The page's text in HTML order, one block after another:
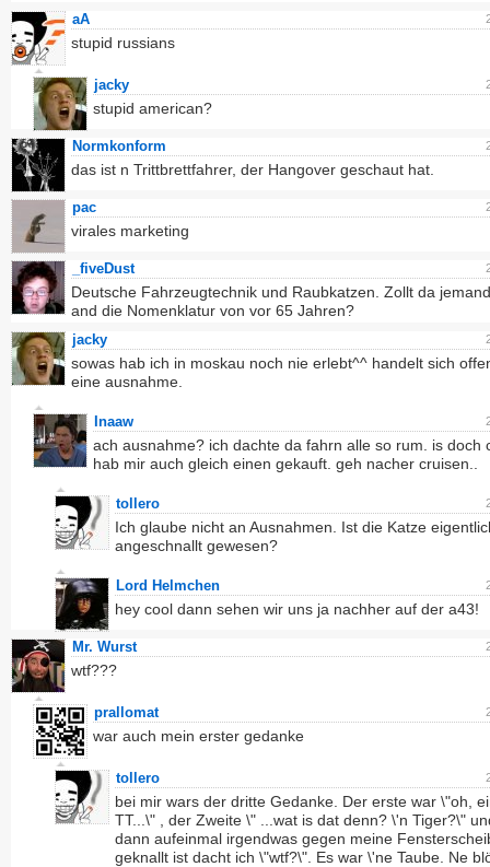
aA
stupid russians
jacky
stupid american?
Normkonform
das ist n Trittbrettfahrer, der Hangover geschaut hat.
pac
virales marketing
_fiveDust
Deutsche Fahrzeugtechnik und Raubkatzen. Zollt da
and die Nomenklatur von vor 65 Jahren?
jacky
sowas hab ich in moskau noch nie erlebt^^ handelt sich
eine ausnahme.
Inaaw
ach ausnahme? ich dachte da fahrn alle so rum. is doch
hab mir auch gleich einen gekauft. geh nacher cruisen..
tollero
Ich glaube nicht an Ausnahmen. Ist die Katze
angeschnallt gewesen?
Lord Helmchen
hey cool dann sehen wir uns ja nachher auf der a43!
Mr. Wurst
wtf???
prallomat
war auch mein erster gedanke
tollero
bei mir wars der dritte Gedanke. Der erste war \"oh,
TT...\" , der Zweite \" ...wat is dat denn? \'n Tiger?\"
dann aufeinmal irgendwas gegen meine
geknallt ist dacht ich \"wtf?\". Es war \'ne Taube. Ne